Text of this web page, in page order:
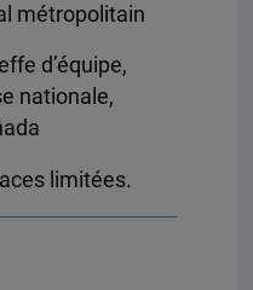
métropolitain
d’équipe,
nationale,
limitées.